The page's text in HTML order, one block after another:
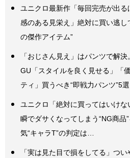
ユニクロ最新作「毎回完売が出る
感のある見栄え」絶対に買い逃し
の傑作アイテム”
「おじさん見え」はパンツで解決
GU「スタイルを良く見せる」「
ティ」買うべき“即戦力パンツ”5選
ユニクロ「絶対に買ってはいけな
瞬でダサくなってしまう“NG商品
気“キャラT”の判定は…
「実は見た目で損をしてる」つ